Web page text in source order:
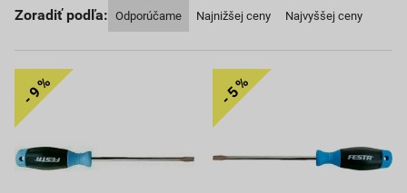
Zoradiť podľa: Odporúčame Najnižšej ceny Najvyššej ceny